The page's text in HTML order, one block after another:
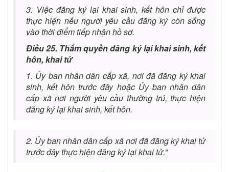
3. Việc đăng ký lại khai sinh, kết hôn chỉ được
thực hiện nếu người yêu cầu đăng ký còn sống
vào thời điểm tiếp nhận hồ sơ.
Điều 25. Thẩm quyền đăng ký lại khai sinh, kết
hôn, khai tử
1. Ủy ban nhân dân cấp xã, nơi đã đăng ký khai
sinh, kết hôn trước đây hoặc Ủy ban nhân dân
cấp xã nơi người yêu cầu thường trú, thực hiện
đăng ký lại khai sinh, kết hôn.
2. Ủy ban nhân dân cấp xã nơi đã đăng ký khai tử
trước đây thực hiện đăng ký lại khai tử.”